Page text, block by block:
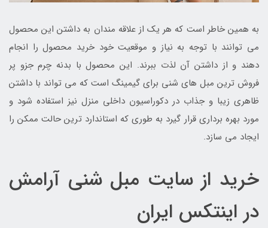
به همین خاطر است که هر یک از علاقه مندان به داشتن این محصول
می توانند با توجه به نیاز و موقعیت خود خرید محصول را انجام
دهند و از داشتن آن لذت ببرند. این محصول با بدنه چرم جزو پر
فروش ترین مبل های شنی برای گیمینگ است که می تواند با داشتن
ظاهری زیبا و جذاب در دکوراسیون داخلی منزل نیز استفاده شود و
مورد بهره برداری قرار گیرد به طوری که استاندارد ترین حالت ممکن را
ایجاد می سازد.
خرید از سایت مبل شنی آرامش
در اینتکس ایران